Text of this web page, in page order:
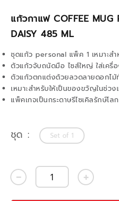
แก้วกาแฟ COFFEE MUG
DAISY 485 ML
ชุดแก้ว personal แพ็ค 1 เหมาะสำ
ตัวแก้วจับถนัดมือ ไซส์ใหญ่ ใส่เครื่
ตัวแก้วตกแต่งด้วยลวดลายดอกไม้
เหมาะสำหรับให้เป็นของขวัญในช่ว
แพ็คเกจเป็นกระดาษรีไซเคิลรักษ์โ
ชุด Set of 1